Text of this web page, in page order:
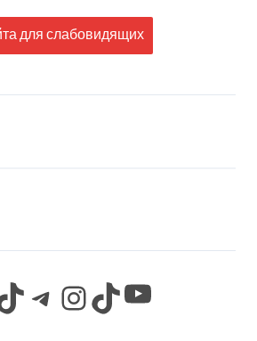
для слабовидящих
Telegram InstagramTikTok YouTube